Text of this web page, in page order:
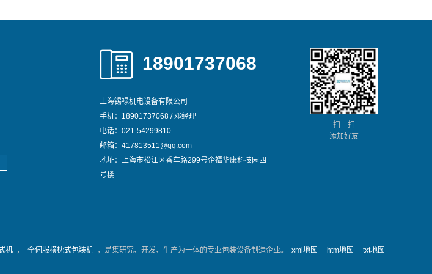
扫一扫
添加好友
18901737068
上海锡䘵机电设备有限公司
手机：18901737068 / 邓经理
电话：021-54299810
邮箱：417813511@qq.com
地址：上海市松江区香车路299号企福华康科技园四
号楼
机 ， 全伺服横枕式包装机 ，是集研究、开发、生产为一体的专业包装设备制造企业。 xml地图 htm地图 txt地图